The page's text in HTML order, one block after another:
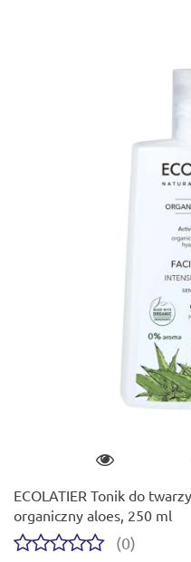
ECOLATIER Tonik do
organiczny aloes, 250 ml
(0)